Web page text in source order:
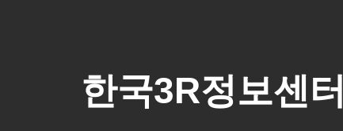
한국3R정보센터